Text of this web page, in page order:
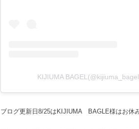
KIJIUMA
ブログ更新日8/25はKIJIUMA BAGLE様はお休